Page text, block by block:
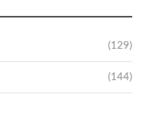
(129)
(144)